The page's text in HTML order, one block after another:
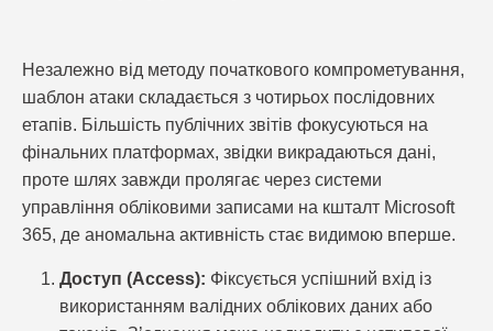
Незалежно від методу початкового компрометування,
шаблон атаки складається з чотирьох послідовних
етапів. Більшість публічних звітів фокусуються на
фінальних платформах, звідки викрадаються дані,
проте шлях завжди пролягає через системи
управління обліковими записами на кшталт Microsoft
365, де аномальна активність стає видимою вперше.
Доступ (Access): Фіксується успішний вхід із
використанням валідних облікових даних або